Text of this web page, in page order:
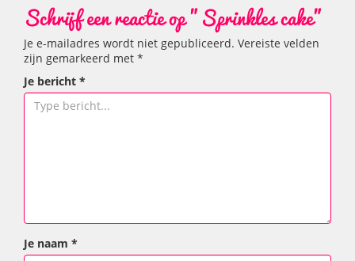
Schrijf een reactie op "Sprinkles cake"
Je e-mailadres wordt niet gepubliceerd. Vereiste velden
zijn gemarkeerd met *
Je bericht *
Je naam *